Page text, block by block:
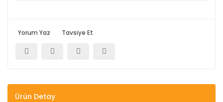
Yorum Yaz Tavsiye Et
Ürün Detay